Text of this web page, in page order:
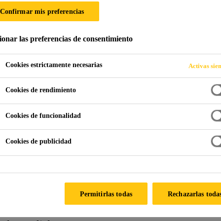
DE
dedicado y multicultural con más de
incluye arquitectos navales, ingenieros
especialistas en marketing y branding
Confirmar mis preferencias
las preferencias de consentimiento
Cookies estrictamente necesarias Activas
Cookies de rendimiento
Cookies de funcionalidad
Cookies de publicidad
Rechazarlas
Permitirlas todas